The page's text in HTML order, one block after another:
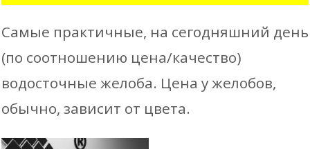
Самые практичные, на сегодняшний день
(по соотношению цена/качество)
водосточные желоба. Цена у желобов,
обычно, зависит от цвета.